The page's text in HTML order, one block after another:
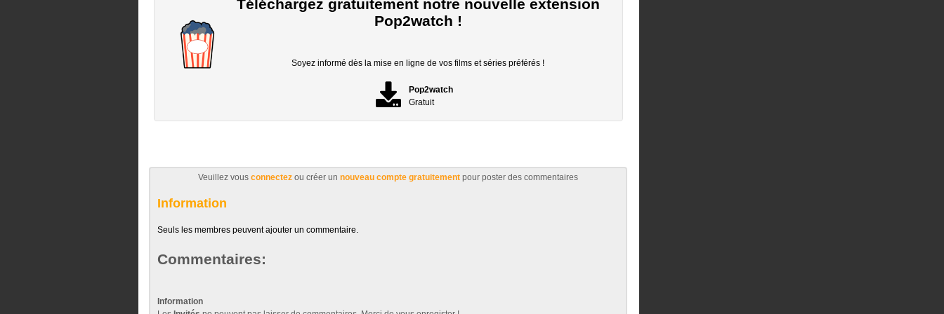
Téléchargez gratuitement notre nouvelle extension
Pop2watch !
Soyez informé dès la mise en ligne de vos films et séries préférés !
Pop2watch
Gratuit
Veuillez vous connectez ou créer un nouveau compte gratuitement pour poster des commentaires
Information
Seuls les membres peuvent ajouter un commentaire.
Commentaires:
Information